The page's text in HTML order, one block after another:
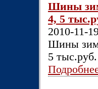
Шины
4, 5
2010-11-
Шины
5 тыс.руб.